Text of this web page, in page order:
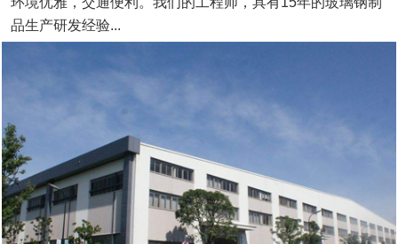
品生产研发经验...